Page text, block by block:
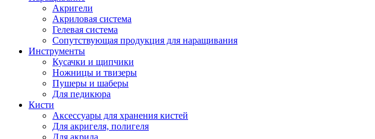
Акригели
Акриловая система
Гелевая система
Сопутствующая продукция для наращивания
Инструменты
Кусачки и щипчики
Ножницы и твизеры
Пушеры и шаберы
Для педикюра
Кисти
Аксессуары для хранения кистей
Для акригеля, полигеля
Для акрила